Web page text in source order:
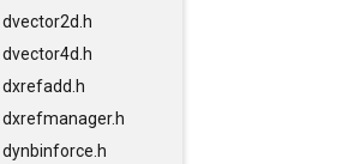
dvector2d.h
dvector4d.h
dxrefadd.h
dxrefmanager.h
dynbinforce.h